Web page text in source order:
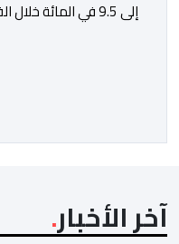
آخر الأخبار